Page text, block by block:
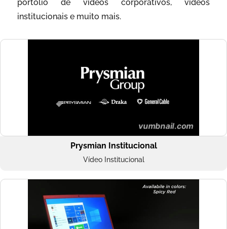
portólio de vídeos corporativos, vídeos
institucionais e muito mais.
Prysmian Institucional
Vídeo Institucional